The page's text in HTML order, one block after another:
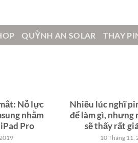
QUỲNH AN SOLAR THAY
Nỗ lực
nhằm
Pro
Nhiều lúc nghĩ
để làm gì, nhưng
sẽ thấy rất
10 Tháng 11,